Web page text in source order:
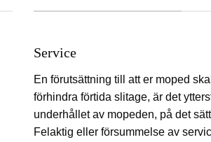
Service
En förutsättning till att er moped
förhindra förtida slitage, är det
underhållet av mopeden, på det
Felaktig eller försummelse av